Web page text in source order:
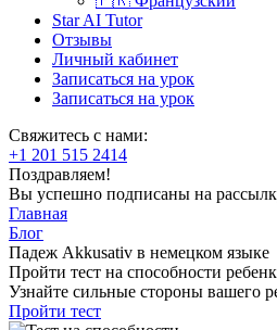
Star AI Tutor
Отзывы
Личный кабинет
Записаться на урок
Записаться на урок
Свяжитесь с нами:
+1 201 515 2414
Поздравляем!
Вы успешно подписаны на
Главная
Блог
Падеж Akkusativ в немецком языке
Пройти тест на способности
Узнайте сильные стороны вашего
Пройти тест